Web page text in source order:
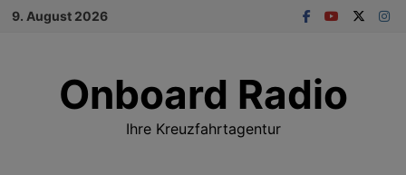
Zum
9. August 2026
Onboard Radio
Ihre Kreuzfahrtagentur